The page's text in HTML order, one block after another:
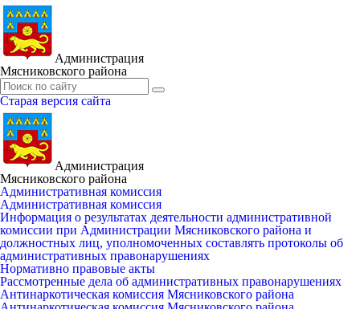
Администрация
Мясниковского района
Старая версия сайта
Администрация
Мясниковского района
Административная комиссия
Административная комиссия
Информация о результатах деятельности административной
комиссии при Администрации Мясниковского района и
должностных лиц, уполномоченных составлять протоколы об
административных правонарушениях
Нормативно правовые акты
Рассмотренные дела об административных правонарушениях
Антинаркотическая комиссия Мясниковского района